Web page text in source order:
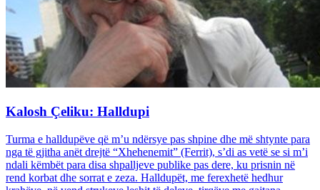
Kalosh Çeliku: Halldupi
Turma e halldupëve që m’u ndërsye pas shpine dhe më shtynte para
nga të gjitha anët drejtë “Xhehenemit” (Ferrit), s’di as vetë se si m’i
ndali këmbët para disa shpalljeve publike pas dere, ku prisnin në
rend korbat dhe sorrat e zeza. Halldupët, me ferexhetë hedhur